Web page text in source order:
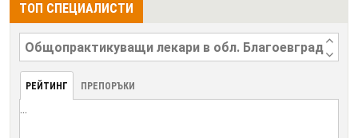
ТОП СПЕЦИАЛИСТИ
РЕЙТИНГ ПРЕПОРЪКИ
...